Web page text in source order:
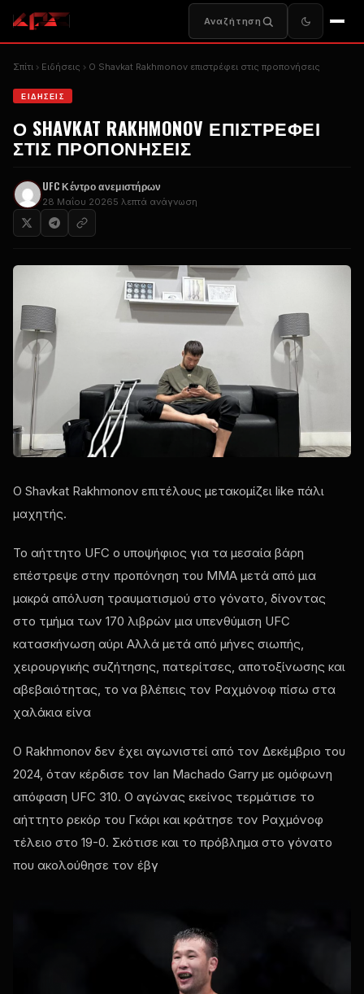
Αναζήτηση
Σπίτι Ειδήσεις Ο Shavkat Rakhmonov επιστρέφει στις προπονήσεις
ΕΙΔΉΣΕΙΣ
Ο SHAVKAT RAKHMONOV ΕΠΙΣΤΡΈΦΕΙ
ΣΤΙΣ ΠΡΟΠΟΝΉΣΕΙΣ
UFCΚέντρο ανεμιστήρων
28 Μαΐου 20265 λεπτά ανάγνωση
Ο Shavkat Rakhmonov επιτέλους μετακομίζει like πάλι
μαχητής.
Το αήττητο UFC ο υποψήφιος για τα μεσαία βάρη
επέστρεψε στην προπόνηση του ΜΜΑ μετά από μια
μακρά απόλυση τραυματισμού στο γόνατο, δίνοντας
στο τμήμα των 170 λιβρών μια υπενθύμιση UFC
κατασκήνωση αύρι Αλλά μετά από μήνες σιωπής,
χειρουργικής συζήτησης, πατερίτσες, αποτοξίνωσης και
αβεβαιότητας, το να βλέπεις τον Ραχμόνοφ πίσω στα
χαλάκια είνα
Ο Rakhmonov δεν έχει αγωνιστεί από τον Δεκέμβριο του
2024, όταν κέρδισε τον Ian Machado Garry με ομόφωνη
απόφαση UFC 310. Ο αγώνας εκείνος τερμάτισε το
αήττητο ρεκόρ του Γκάρι και κράτησε τον Ραχμόνοφ
τέλειο στο 19-0. Σκότισε και το πρόβλημα στο γόνατο
που ακολούθησε τον έβγ